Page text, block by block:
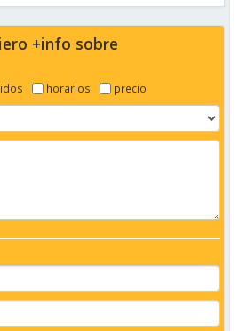
+info sobre
horarios precio